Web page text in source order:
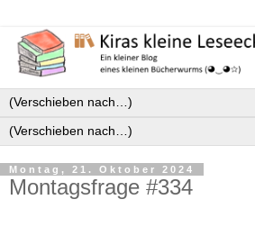
Montag, 21. Oktober 2024
Montagsfrage #334